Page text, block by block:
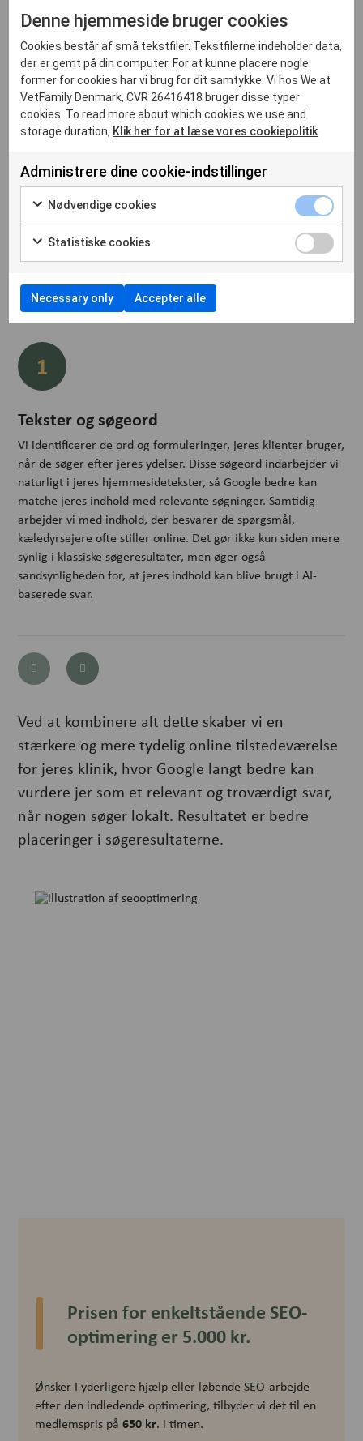
I kan også vælge at få VetFamily til at stå for SEO
optimeringen af jeres hjemmeside.
Vi arbejder målrettet med de vigtigste elementer, der
påvirker jeres placering i søgeresultaterne – fra indhold og
struktur til tekniske forbedringer og synlighed i lokale
søgninger. Målet er enkelt: at gøre det lettere for
kæledyrsejere at finde jeres klinik, når de søger efter en
Nedenfor kan I se, hvordan vi arbejder med SEO optimering,
og hvilke områder vi typisk gennemgår og forbedrer på jeres
hjemmeside.
Vi arbejder med SEO på følgende områder:
Tekster og søgeord
Vi identificerer de ord og formuleringer, jeres klienter bruger,
når de søger efter jeres ydelser. Disse søgeord indarbejder vi
naturligt i jeres hjemmesidetekster, så Google bedre kan
matche jeres indhold med relevante søgninger. Samtidig
arbejder vi med indhold, der besvarer de spørgsmål,
kæledyrsejere ofte stiller online. Det gør ikke kun siden mere
synlig i klassiske søgeresultater, men øger også
sandsynligheden for, at jeres indhold kan blive brugt i AI-
baserede svar.
1
Ved at kombinere alt dette skaber vi en
stærkere og mere tydelig online tilstedeværelse
for jeres klinik, hvor Google langt bedre kan
vurdere jer som et relevant og troværdigt svar,
når nogen søger lokalt. Resultatet er bedre
placeringer i søgeresultaterne.
Prisen for enkeltstående SEO-
optimering er 5.000 kr.
Ønsker I yderligere hjælp eller løbende SEO-arbejde
efter den indledende optimering, tilbyder vi det til en
medlemspris på 650 kr. i timen.
Denne hjemmeside bruger cookies
Cookies består af små tekstfiler. Tekstfilerne indeholder data,
der er gemt på din computer. For at kunne placere nogle
former for cookies har vi brug for dit samtykke. Vi hos We at
VetFamily Denmark, CVR 26416418 bruger disse typer
cookies. To read more about which cookies we use and
storage duration, Klik her for at læse vores cookiepolitik
Administrere dine cookie-indstillinger
Nødvendige cookies
Statistiske cookies
Necessary only Accepter alle